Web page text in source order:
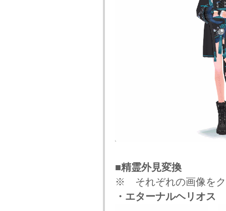
■精霊外見変換
※ それぞれの画像をク
・エターナルヘリオス